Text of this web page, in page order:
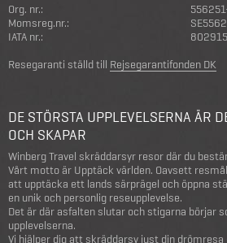
Org. nr.:
Momsreg.nr.:
IATA nr.:
Resegaranti ställd till Rejsegarantifonden DK
DE STÖRSTA UPPLEVELSERNA ÄR
OCH SKAPAR
Winberg Travel skräddarsyr resor där du
Vårt motto är Upptäck världen. Oavsett
att upptäcka ett lands särprägel och öppna
en unik och personlig reseupplevelse.
Det är där asfalten slutar och stigarna börjar
upplevelserna.
Vi hjälper dig att skräddarsy just din drömresa